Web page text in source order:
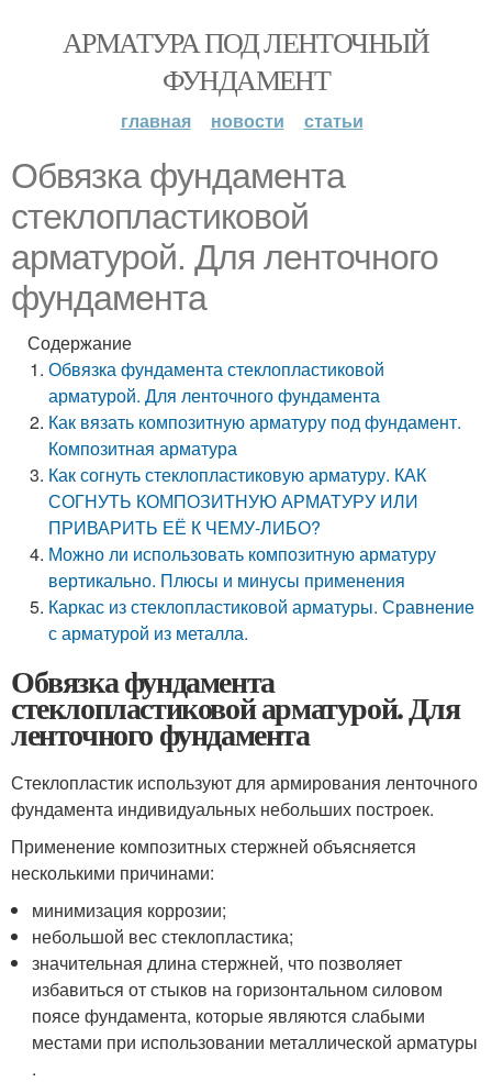
АРМАТУРА ПОД ЛЕНТОЧНЫЙ
ФУНДАМЕНТ
главная новости статьи
Обвязка фундамента
стеклопластиковой
арматурой. Для ленточного
фундамента
Содержание
Обвязка фундамента стеклопластиковой
арматурой. Для ленточного фундамента
Как вязать композитную арматуру под фундамент.
Композитная арматура
Как согнуть стеклопластиковую арматуру. КАК
СОГНУТЬ КОМПОЗИТНУЮ АРМАТУРУ ИЛИ
ПРИВАРИТЬ ЕЁ К ЧЕМУ-ЛИБО?
Можно ли использовать композитную арматуру
вертикально. Плюсы и минусы применения
Каркас из стеклопластиковой арматуры. Сравнение
с арматурой из металла.
Обвязка фундамента
стеклопластиковой арматурой. Для
ленточного фундамента
Стеклопластик используют для армирования ленточного
фундамента индивидуальных небольших построек.
Применение композитных стержней объясняется
несколькими причинами:
минимизация коррозии;
небольшой вес стеклопластика;
значительная длина стержней, что позволяет
избавиться от стыков на горизонтальном силовом
поясе фундамента, которые являются слабыми
местами при использовании металлической арматуры
.